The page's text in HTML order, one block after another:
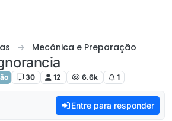
Mecânica e Preparação
30 12 6.6k 1
Entre para responder